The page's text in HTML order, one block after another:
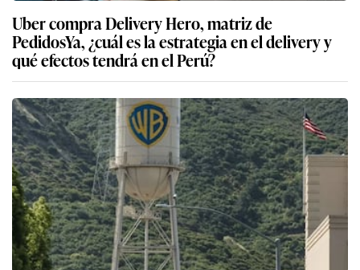
Uber compra Delivery Hero, matriz de
PedidosYa, ¿cuál es la estrategia en el delivery y
qué efectos tendrá en el Perú?